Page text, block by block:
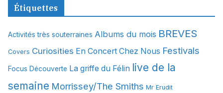
v
e
Étiquettes
Activités très souterraines Albums du mois BREVES
Covers Curiosities En Concert Chez Nous Festivals
Focus Découverte La griffe du Félin live de la
semaine Morrissey/The Smiths Mr Erudit